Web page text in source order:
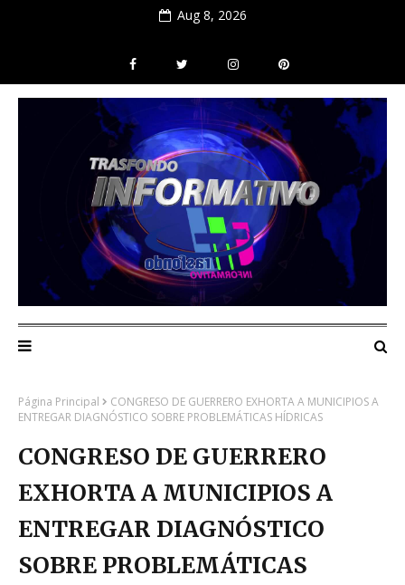
Aug 8, 2026
Página Principal
CONGRESO DE GUERRERO EXHORTA A MUNICIPIOS A
ENTREGAR DIAGNÓSTICO SOBRE PROBLEMÁTICAS HÍDRICAS
CONGRESO DE GUERRERO
EXHORTA A MUNICIPIOS A
ENTREGAR DIAGNÓSTICO
SOBRE PROBLEMÁTICAS